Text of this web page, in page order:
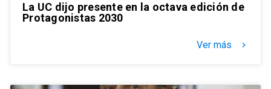
La UC dijo presente en la octava edición de
Protagonistas 2030
Ver más keyboard_arrow_right